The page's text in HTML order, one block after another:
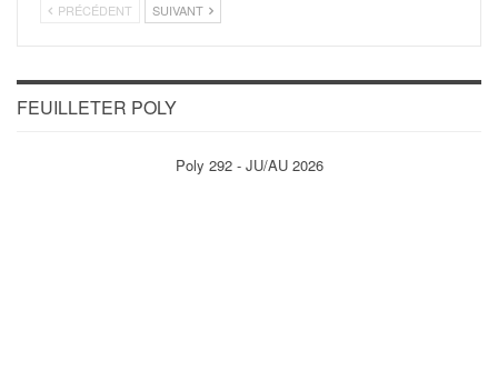
PRÉCÉDENT SUIVANT
FEUILLETER POLY
Poly 292 - JU/AU 2026